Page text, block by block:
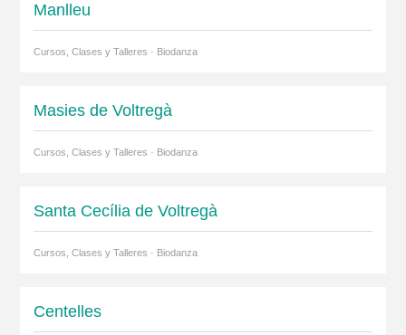
Manlleu
Cursos, Clases y Talleres · Biodanza
Masies de Voltregà
Cursos, Clases y Talleres · Biodanza
Santa Cecília de Voltregà
Cursos, Clases y Talleres · Biodanza
Centelles